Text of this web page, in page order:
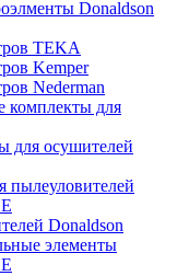
Donaldson
TEKA
Kemper
Nederman
комплекты для
для осушителей
пылеуловителей
Donaldson
элементы